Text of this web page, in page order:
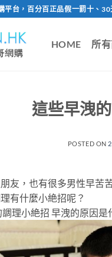
平台，百分百正品假一罰十、30
HOME 所
這些早洩
POSTED ON
友，也有很多男性早苦
有什麼小絶招呢？
理小絶招 早洩的原因是